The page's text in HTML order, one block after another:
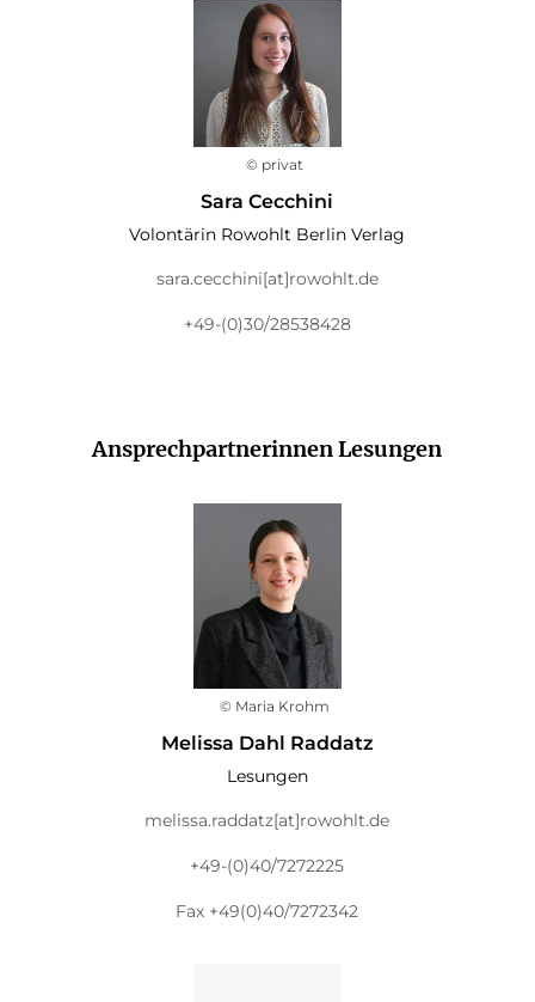
© privat
Sara Cecchini
Volontärin Rowohlt Berlin Verlag
sara.cecchini[at]rowohlt.de
+49-(0)30/28538428
Ansprechpartnerinnen Lesungen
© Maria Krohm
Melissa Dahl Raddatz
Lesungen
melissa.raddatz[at]rowohlt.de
+49-(0)40/7272225
Fax +49(0)40/7272342